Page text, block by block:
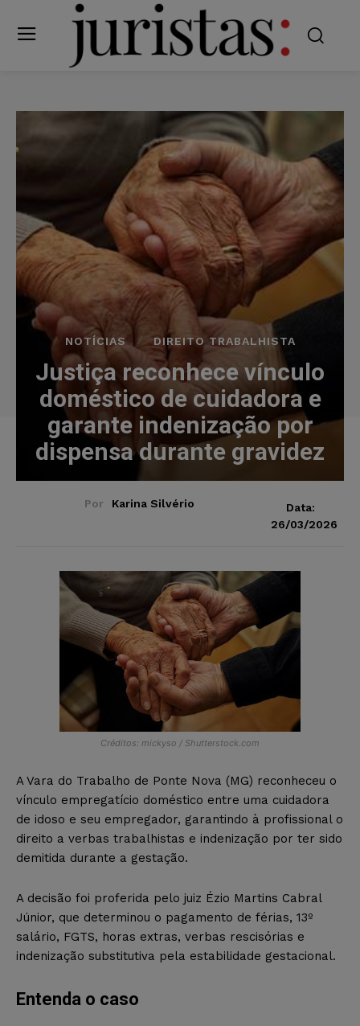
NOTÍCIAS DIREITO TRABALHISTA
Justiça reconhece vínculo
doméstico de cuidadora e
garante indenização por
dispensa durante gravidez
Por Karina Silvério
Data:
26/03/2026
Créditos: mickyso / Shutterstock.com
A Vara do Trabalho de Ponte Nova (MG) reconheceu o
vínculo empregatício doméstico entre uma cuidadora
de idoso e seu empregador, garantindo à profissional o
direito a verbas trabalhistas e indenização por ter sido
demitida durante a gestação.
A decisão foi proferida pelo juiz Ézio Martins Cabral
Júnior, que determinou o pagamento de férias, 13º
salário, FGTS, horas extras, verbas rescisórias e
indenização substitutiva pela estabilidade gestacional.
Entenda o caso